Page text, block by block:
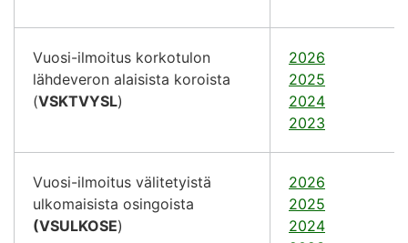
Vuosi-ilmoitus korkotulon
lähdeveron alaisista koroista
(VSKTVYSL)
2026
2025
2024
2023
Vuosi-ilmoitus välitetyistä
ulkomaisista osingoista
(VSULKOSE)
2026
2025
2024